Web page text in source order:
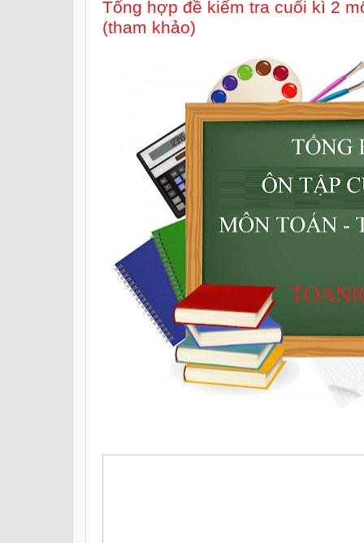
Tổng hợp đề kiểm tra cuối kì 2
(tham khảo)